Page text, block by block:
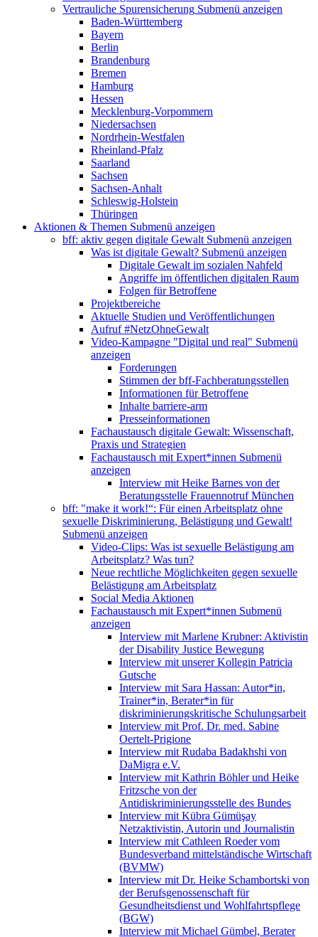
Vertrauliche Spurensicherung Submenü anzeigen
Baden-Württemberg
Bayern
Berlin
Brandenburg
Bremen
Hamburg
Hessen
Mecklenburg-Vorpommern
Niedersachsen
Nordrhein-Westfalen
Rheinland-Pfalz
Saarland
Sachsen
Sachsen-Anhalt
Schleswig-Holstein
Thüringen
Aktionen & Themen Submenü anzeigen
bff: aktiv gegen digitale Gewalt Submenü anzeigen
Was ist digitale Gewalt? Submenü anzeigen
Digitale Gewalt im sozialen Nahfeld
Angriffe im öffentlichen digitalen Raum
Folgen für Betroffene
Projektbereiche
Aktuelle Studien und Veröffentlichungen
Aufruf #NetzOhneGewalt
Video-Kampagne "Digital und real" Submenü
anzeigen
Forderungen
Stimmen der bff-Fachberatungsstellen
Informationen für Betroffene
Inhalte barriere-arm
Presseinformationen
Fachaustausch digitale Gewalt: Wissenschaft,
Praxis und Strategien
Fachaustausch mit Expert*innen Submenü
anzeigen
Interview mit Heike Barnes von der
Beratungsstelle Frauennotruf München
bff: "make it work!“: Für einen Arbeitsplatz ohne
sexuelle Diskriminierung, Belästigung und Gewalt!
Submenü anzeigen
Video-Clips: Was ist sexuelle Belästigung am
Arbeitsplatz? Was tun?
Neue rechtliche Möglichkeiten gegen sexuelle
Belästigung am Arbeitsplatz
Social Media Aktionen
Fachaustausch mit Expert*innen Submenü
anzeigen
Interview mit Marlene Krubner: Aktivistin
der Disability Justice Bewegung
Interview mit unserer Kollegin Patricia
Gutsche
Interview mit Sara Hassan: Autor*in,
Trainer*in, Berater*in für
diskriminierungskritische Schulungsarbeit
Interview mit Prof. Dr. med. Sabine
Oertelt-Prigione
Interview mit Rudaba Badakhshi von
DaMigra e.V.
Interview mit Kathrin Böhler und Heike
Fritzsche von der
Antidiskriminierungsstelle des Bundes
Interview mit Kübra Gümüşay
Netzaktivistin, Autorin und Journalistin
Interview mit Cathleen Roeder vom
Bundesverband mittelständische Wirtschaft
(BVMW)
Interview mit Dr. Heike Schambortski von
der Berufsgenossenschaft für
Gesundheitsdienst und Wohlfahrtspflege
(BGW)
Interview mit Michael Gümbel, Berater